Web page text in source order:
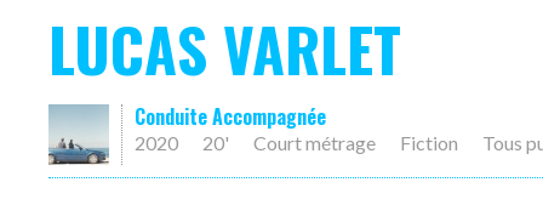
LUCAS VARLET
Conduite Accompagnée
2020 20' Court métrage Fiction Tous